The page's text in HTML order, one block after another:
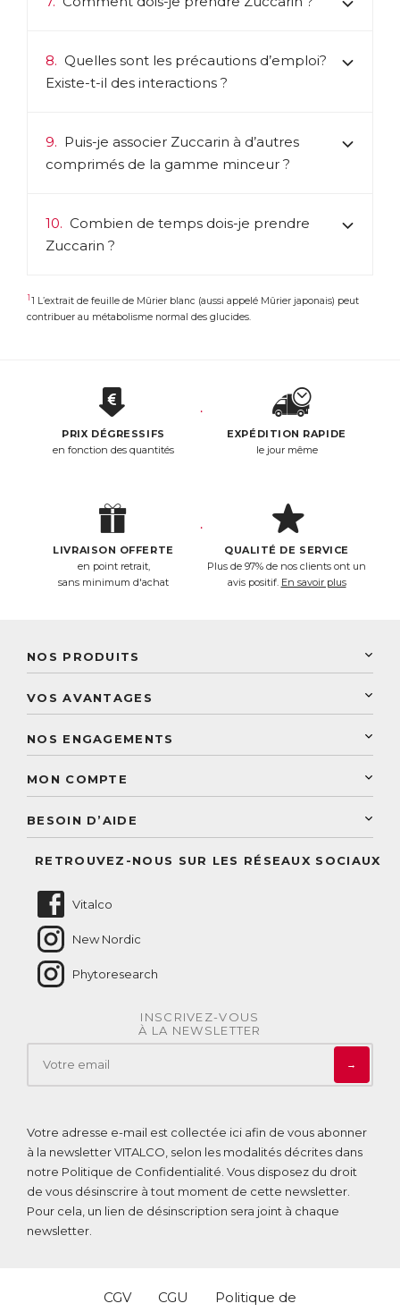
8. Quelles sont les précautions d’emploi?
Existe-t-il des interactions ?
9. Puis-je associer Zuccarin à d’autres
comprimés de la gamme minceur ?
10. Combien de temps dois-je prendre
Zuccarin ?
1 1 L’extrait de feuille de Mûrier blanc (aussi appelé Mûrier japonais) peut
contribuer au métabolisme normal des glucides.
PRIX DÉGRESSIFS
en fonction des quantités
EXPÉDITION RAPIDE
le jour même
LIVRAISON OFFERTE
en point retrait,
sans minimum d'achat
QUALITÉ DE SERVICE
Plus de 97% de nos clients ont un
avis positif. En savoir plus
NOS PRODUITS
Laboratoire Landais
Découvrez le catalogue
VOS AVANTAGES
Paiement sécurisé
Conseils personnalisés
NOS ENGAGEMENTS
Conseil personnalisé
MON COMPTE
BESOIN D’AIDE
RETROUVEZ-NOUS SUR LES RÉSEAUX SOCIAUX
Vitalco
New Nordic
Phytoresearch
INSCRIVEZ-VOUS
À LA NEWSLETTER
→
Votre adresse e-mail est collectée ici afin de vous abonner
à la newsletter VITALCO, selon les modalités décrites dans
notre Politique de Confidentialité . Vous disposez du droit
de vous désinscrire à tout moment de cette newsletter.
Pour cela, un lien de désinscription sera joint à chaque
newsletter.
CGV CGU
Politique de